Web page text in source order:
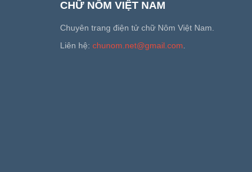
CHỮ NÔM VIỆT NAM
Chuyên trang điện tử chữ Nôm Việt Nam.
Liên hệ: chunom.net@gmail.com